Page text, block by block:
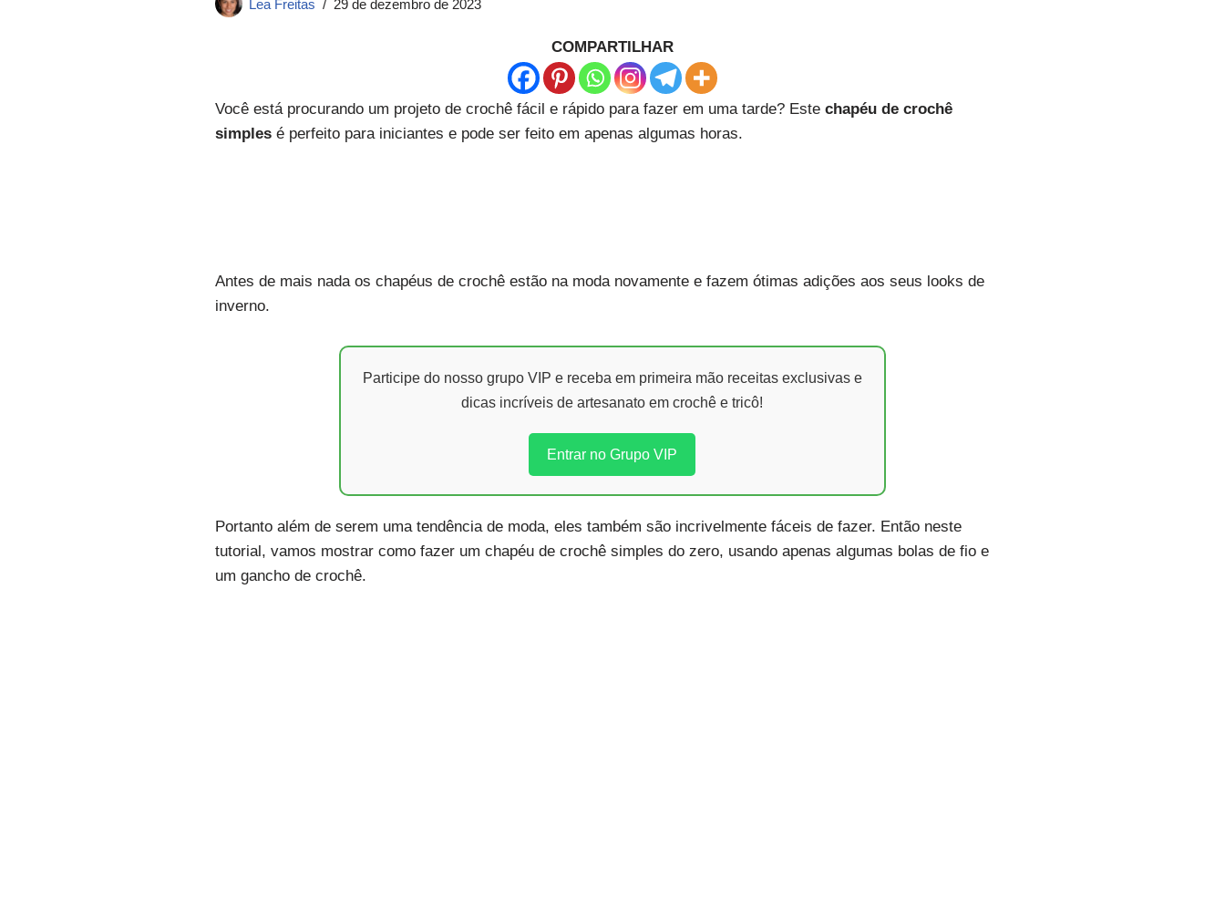
Lea Freitas 29 de dezembro de 2023
COMPARTILHAR
Você está procurando um projeto de crochê fácil e rápido para fazer em uma tarde? Este chapéu de crochê
simplesé perfeito para iniciantes e pode ser feito em apenas algumas horas.
Antes de mais nada os chapéus de crochê estão na moda novamente e fazem ótimas adições aos seus looks de
inverno.
Participe do nosso grupo VIP e receba em primeira mão receitas exclusivas e
dicas incríveis de artesanato em crochê e tricô!
Entrar no Grupo VIP
Portanto além de serem uma tendência de moda, eles também são incrivelmente fáceis de fazer. Então neste
tutorial, vamos mostrar como fazer um chapéu de crochê simples do zero, usando apenas algumas bolas de fio e
um gancho de crochê.